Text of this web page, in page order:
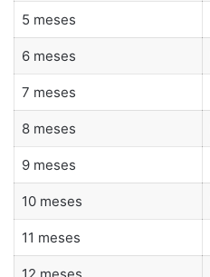
5 meses
6 meses
7 meses
8 meses
9 meses
10 meses
11 meses